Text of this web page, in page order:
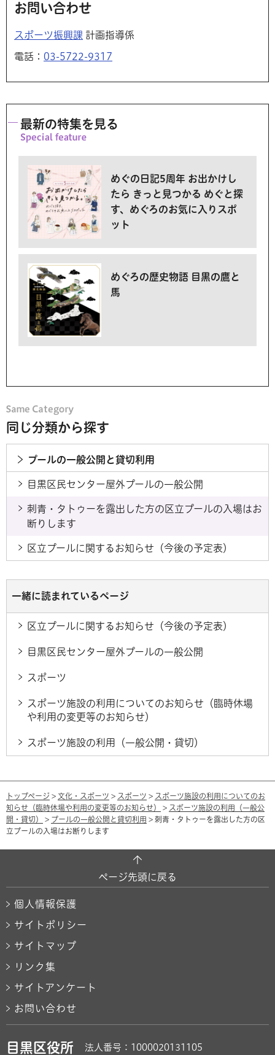
お問い合わせ
スポーツ振興課 計画指導係
電話： 03-5722-9317
最新の特集を見る
めぐの日記5周年 お出かけし
たら きっと見つかる めぐと探
す、めぐろのお気に入りスポ
ット
めぐろの歴史物語 目黒の鷹と
馬
同じ分類から探す
プールの一般公開と貸切利用
目黒区民センター屋外プールの一般公開
刺青・タトゥーを露出した方の区立プールの入場はお
断りします
区立プールに関するお知らせ（今後の予定表）
一緒に読まれているページ
区立プールに関するお知らせ（今後の予定表）
目黒区民センター屋外プールの一般公開
スポーツ
スポーツ施設の利用についてのお知らせ（臨時休場
や利用の変更等のお知らせ）
スポーツ施設の利用（一般公開・貸切）
トップページ > 文化・スポーツ > スポーツ > スポーツ施設の利用についてのお
知らせ（臨時休場や利用の変更等のお知らせ）
> スポーツ施設の利用（一般公
開・貸切）
> プールの一般公開と貸切利用 > 刺青・タトゥーを露出した方の区
立プールの入場はお断りします
ページ先頭に戻る
個人情報保護
サイトポリシー
サイトマップ
リンク集
サイトアンケート
お問い合わせ
目黒区役所 法人番号：1000020131105